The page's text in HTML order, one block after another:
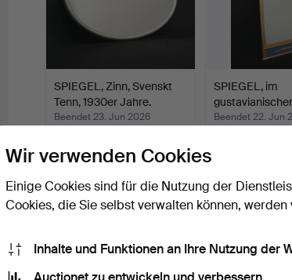
SPIEGEL, Zinn, Svenskt
Tenn, 1930er Jahre.
Beendet 23. Jun 2026
90 USD
SPIEGEL, im
Beendet 22. Jun
Wir verwenden Cookies
Einige Cookies sind für die Nutzung der
Cookies, die Sie selbst verwalten können, werden
Inhalte und Funktionen an Ihre Nutzung der